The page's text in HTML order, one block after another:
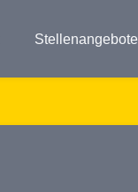
Stellenangebote